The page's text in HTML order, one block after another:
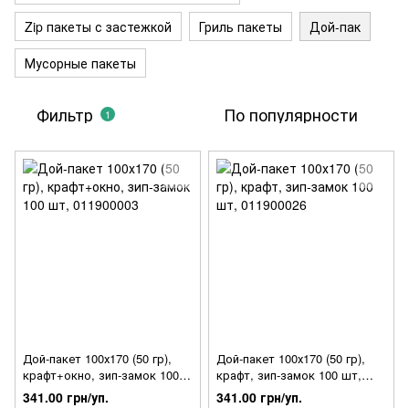
Zip пакеты с застежкой
Гриль пакеты
Дой-пак
Мусорные пакеты
Фильтр 1 По популярности
Дой-пакет 100х170 (50 гр),
крафт+окно, зип-замок 100
шт, 011900003
341.00 грн/уп.
Дой-пакет 100х170 (50 гр),
крафт, зип-замок 100 шт,
011900026
341.00 грн/уп.